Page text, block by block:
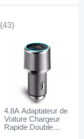
(43)
4.8A Adaptateur de
Voiture Chargeur
Rapide Double